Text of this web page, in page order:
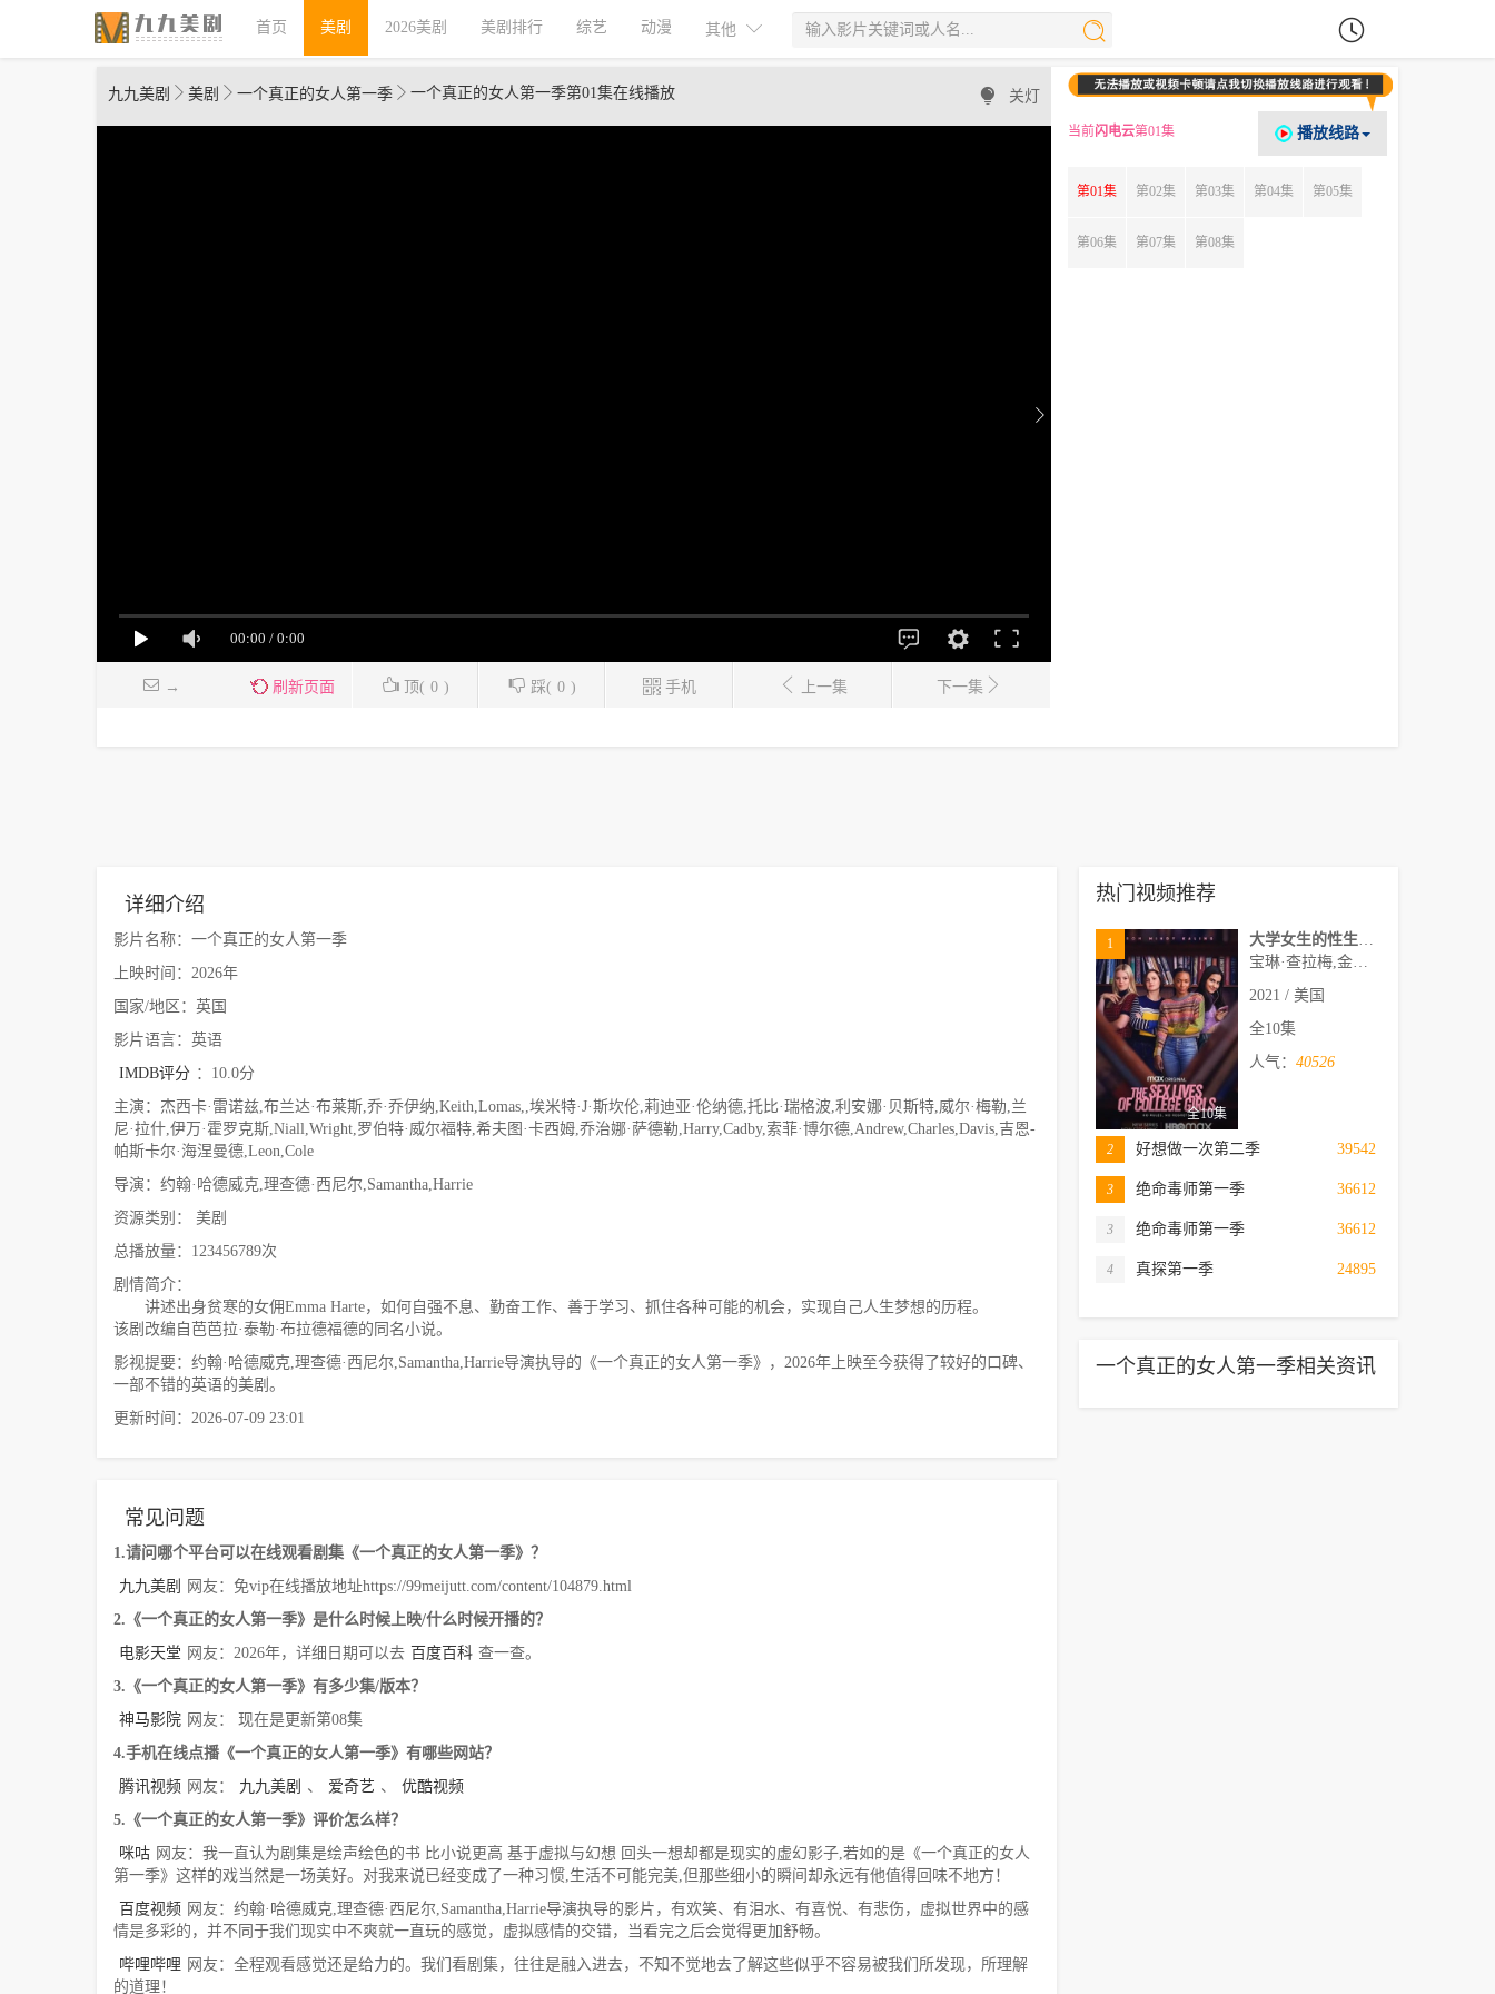
首页 美剧 2026美剧 美剧排行 综艺 动漫 其他
九九美剧 美剧 一个真正的女人第一季 一个真正的女人第一季第01集在线播放 关灯
→ 刷新页面 顶( 0 ) 踩( 0 ) 手机 上一集 下一集
播放线路
当前闪电云第01集
第01集 第02集 第03集 第04集 第05集
第06集 第07集 第08集
详细介绍
影片名称：一个真正的女人第一季
上映时间：2026年
国家/地区：英国
影片语言：英语
IMDB评分 ：10.0分
主演：杰西卡·雷诺兹,布兰达·布莱斯,乔·乔伊纳,Keith,Lomas,,埃米特·J·斯坎伦,莉迪亚·伦纳德,托比·瑞格波,利安娜·贝斯特,威尔·梅勒,兰
尼·拉什,伊万·霍罗克斯,Niall,Wright,罗伯特·威尔福特,希夫图·卡西姆,乔治娜·萨德勒,Harry,Cadby,索菲·博尔德,Andrew,Charles,Davis,吉恩-
帕斯卡尔·海涅曼德,Leon,Cole
导演：约翰·哈德威克,理查德·西尼尔,Samantha,Harrie
资源类别： 美剧
总播放量：123456789次
剧情简介：
讲述出身贫寒的女佣Emma Harte，如何自强不息、勤奋工作、善于学习、抓住各种可能的机会，实现自己人生梦想的历程。
该剧改编自芭芭拉·泰勒·布拉德福德的同名小说。
影视提要：约翰·哈德威克,理查德·西尼尔,Samantha,Harrie导演执导的《一个真正的女人第一季》，2026年上映至今获得了较好的口碑、
一部不错的英语的美剧。
更新时间：2026-07-09 23:01
常见问题
1.请问哪个平台可以在线观看剧集《一个真正的女人第一季》？
九九美剧
网友：免vip在线播放地址https://99meijutt.com/content/104879.html
2.《一个真正的女人第一季》是什么时候上映/什么时候开播的？
电影天堂 网友：2026年，详细日期可以去 百度百科 查一查。
3.《一个真正的女人第一季》有多少集/版本？
神马影院 网友： 现在是更新第08集
4.手机在线点播《一个真正的女人第一季》有哪些网站？
腾讯视频 网友： 九九美剧 、 爱奇艺 、
优酷视频
5.《一个真正的女人第一季》评价怎么样？
咪咕 网友：我一直认为剧集是绘声绘色的书 比小说更高 基于虚拟与幻想 回头一想却都是现实的虚幻影子,若如的是《一个真正的女人
第一季》这样的戏当然是一场美好。对我来说已经变成了一种习惯,生活不可能完美,但那些细小的瞬间却永远有他值得回味不地方！
百度视频 网友：约翰·哈德威克,理查德·西尼尔,Samantha,Harrie导演执导的影片，有欢笑、有泪水、有喜悦、有悲伤，虚拟世界中的感
情是多彩的，并不同于我们现实中不爽就一直玩的感觉，虚拟感情的交错，当看完之后会觉得更加舒畅。
哔哩哔哩 网友：全程观看感觉还是给力的。我们看剧集，往往是融入进去，不知不觉地去了解这些似乎不容易被我们所发现，所理解
的道理！
热门视频推荐
全10集
1
2021 / 美国
全10集
人气：40526
2 好想做一次第二季 39542
3 绝命毒师第一季 36612
3 绝命毒师第一季 36612
4 真探第一季 24895
一个真正的女人第一季相关资讯